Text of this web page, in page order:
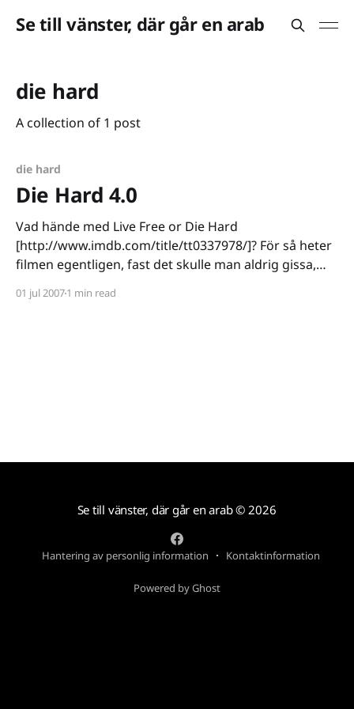
Se till vänster, där går en arab
die hard
A collection of 1 post
die hard
Die Hard 4.0
Vad hände med Live Free or Die Hard
[http://www.imdb.com/title/tt0337978/]? För så heter
filmen egentligen, fast det skulle man aldrig gissa,
officiella sajten, allting menar att filmen heter Die
01 jul 20071 min read
Se till vänster, där går en arab© 2026
Hantering av personlig information Kontaktinformation
Powered by Ghost